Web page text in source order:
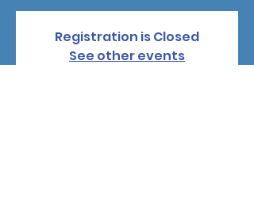
Registration is Closed
See other events